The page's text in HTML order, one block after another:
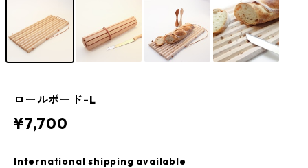
ロールボード-L
¥7,700
International shipping available